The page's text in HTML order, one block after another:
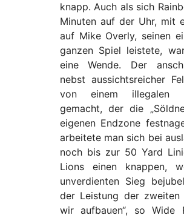
knapp. Auch als sich
Minuten auf der Uhr, mit
auf Mike Overly, seinen
ganzen Spiel leistete,
eine Wende. Der
nebst aussichtsreicher
von einem illegalen
gemacht, der die
eigenen Endzone
arbeitete man sich bei
noch bis zur 50 Yard
Lions einen knappen,
unverdienten Sieg
der Leistung der zweiten
wir aufbauen“, so Wide